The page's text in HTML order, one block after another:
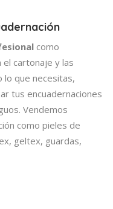
como
cartonaje y las
lo que necesitas,
tus encuadernaciones
Vendemos
como pieles de
geltex, guardas,